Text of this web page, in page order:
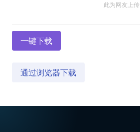
此为网友上
一键下载
通过浏览器下载